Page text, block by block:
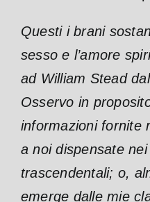
Questi i brani
sesso e l’amore
ad William Stead
Osservo in
informazioni fornite
a noi dispensate
trascendentali; o,
emerge dalle mie